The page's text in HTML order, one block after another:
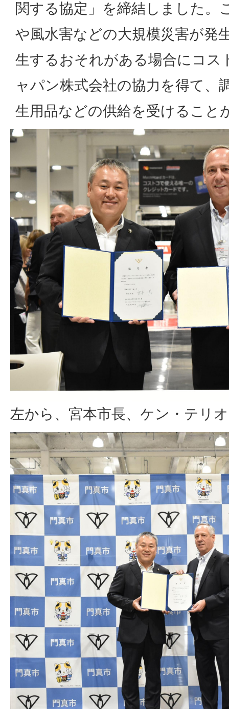
関する協定」を締結しました。
や風水害などの大規模災害が発
生するおそれがある場合にコス
ャパン株式会社の協力を得て、
生用品などの供給を受けること
左から、宮本市長、ケン・テリ